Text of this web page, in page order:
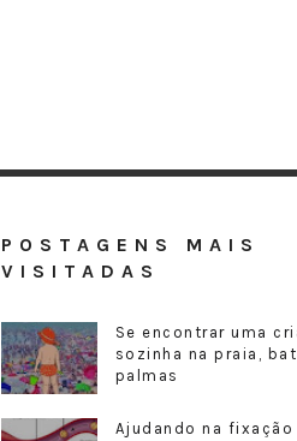
POSTAGENS MAIS
VISITADAS
Se encontrar uma
sozinha na praia,
palmas
Ajudando na fixação